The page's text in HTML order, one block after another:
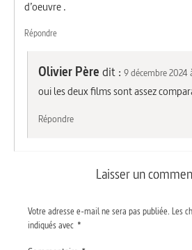
d’oeuvre .
Répondre
Olivier Père dit : 9 décembre 2024
oui les deux films sont assez
Répondre
Laisser un
Votre adresse e-mail ne sera pas publiée. Les
indiqués avec *